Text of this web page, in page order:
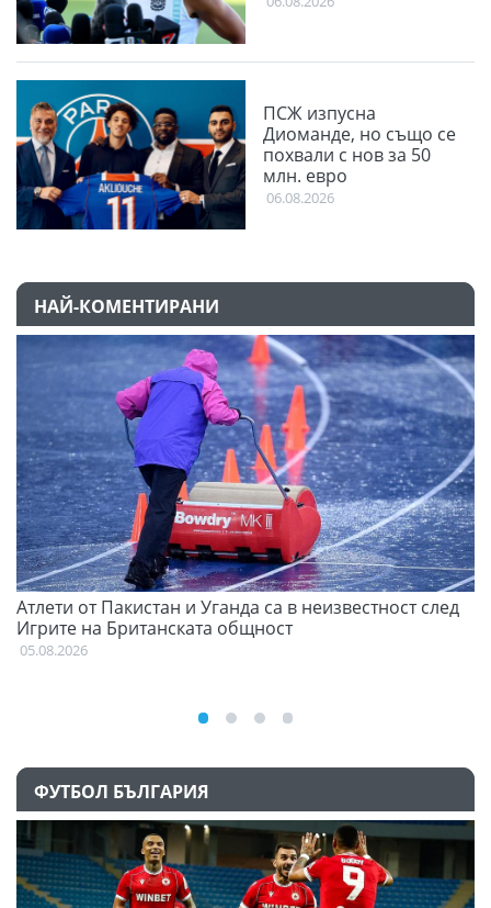
ПСЖ изпусна
Диоманде, но също се
похвали с нов за 50
млн. евро
06.08.2026
НАЙ-КОМЕНТИРАНИ
Атлети от Пакистан и Уганда са в неизвестност след
Игрите на Британската общност
05.08.2026
ФУТБОЛ БЪЛГАРИЯ